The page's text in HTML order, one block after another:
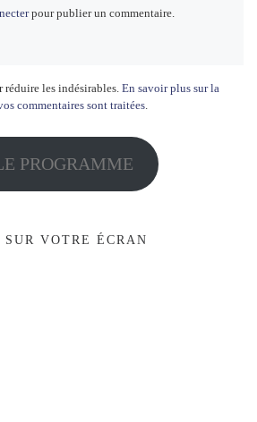
pour publier un commentaire.
les indésirables. En savoir plus sur la
commentaires sont traitées.
PROGRAMME
VOTRE ÉCRAN